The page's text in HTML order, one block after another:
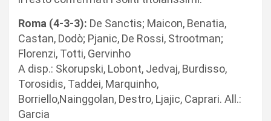
Roma (4-3-3): De Sanctis; Maicon, Benatia,
Castan, Dodò; Pjanic, De Rossi, Strootman;
Florenzi, Totti, Gervinho
A disp.: Skorupski, Lobont, Jedvaj, Burdisso,
Torosidis, Taddei, Marquinho,
Borriello,Nainggolan, Destro, Ljajic, Caprari. All.:
Garcia